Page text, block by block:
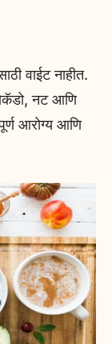
वाईट नाहीत.
नट आणि
आरोग्य आणि